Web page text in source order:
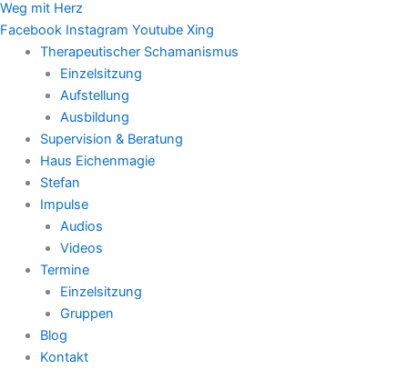
Facebook Instagram Youtube Xing
Therapeutischer Schamanismus
Einzelsitzung
Aufstellung
Ausbildung
Supervision & Beratung
Haus Eichenmagie
Stefan
Impulse
Audios
Videos
Termine
Einzelsitzung
Gruppen
Blog
Kontakt